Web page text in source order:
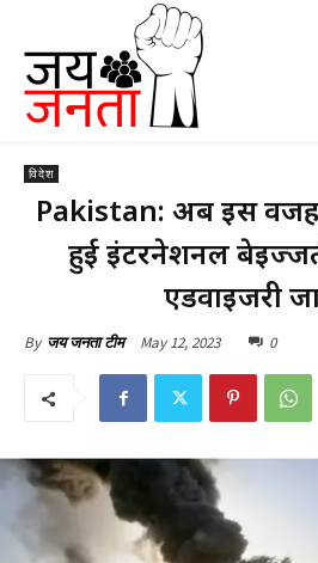
विदेश
Pakistan: अब इस वजह
हुई इंटरनेशनल
एडवाइजरी
By जय जनता टीम May 12, 2023 0